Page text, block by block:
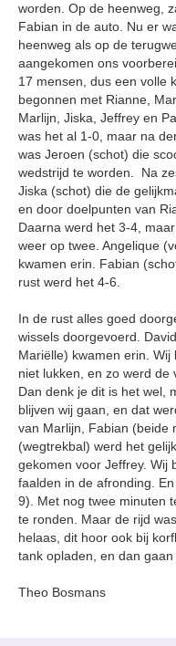
worden. Op de heenweg,
Fabian in de auto. Nu er
heenweg als op de
aangekomen ons
17 mensen, dus een volle
begonnen met Rianne,
Marlijn, Jiska, Jeffrey en
was het al 1-0, maar na
was Jeroen (schot) die
wedstrijd te worden. Na
Jiska (schot) die de
en door doelpunten van
Daarna werd het 3-4,
weer op twee. Angelique
kwamen erin. Fabian
rust werd het 4-6.
In de rust alles goed
wissels doorgevoerd.
Mariëlle) kwamen erin.
niet lukken, en zo werd de
Dan denk je dit is het wel,
blijven wij gaan, en dat
van Marlijn, Fabian (beide
(wegtrekbal) werd het
gekomen voor Jeffrey. Wij
faalden in de afronding.
9). Met nog twee minuten
te ronden. Maar de rijd
helaas, dit hoor ook bij
tank opladen, en dan gaan
Theo Bosmans